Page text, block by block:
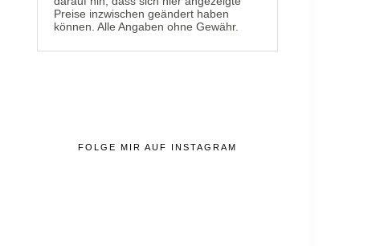
Preise inzwischen geändert haben
können. Alle Angaben ohne Gewähr.
FOLGE MIR AUF INSTAGRAM